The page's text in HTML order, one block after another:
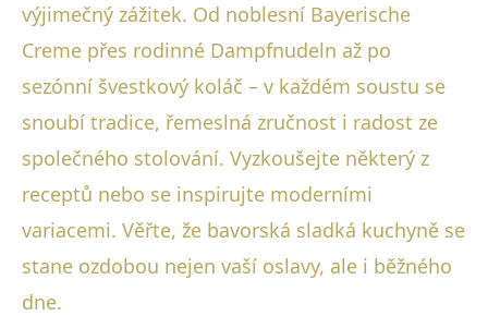
výjimečný zážitek. Od noblesní Bayerische
Creme přes rodinné Dampfnudeln až po
sezónní švestkový koláč – v každém soustu se
snoubí tradice, řemeslná zručnost i radost ze
společného stolování. Vyzkoušejte některý z
receptů nebo se inspirujte moderními
variacemi. Věřte, že bavorská sladká kuchyně se
stane ozdobou nejen vaší oslavy, ale i běžného
dne.